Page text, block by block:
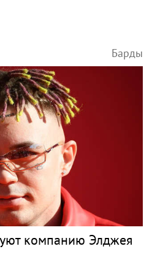
Барды
компанию Элджея